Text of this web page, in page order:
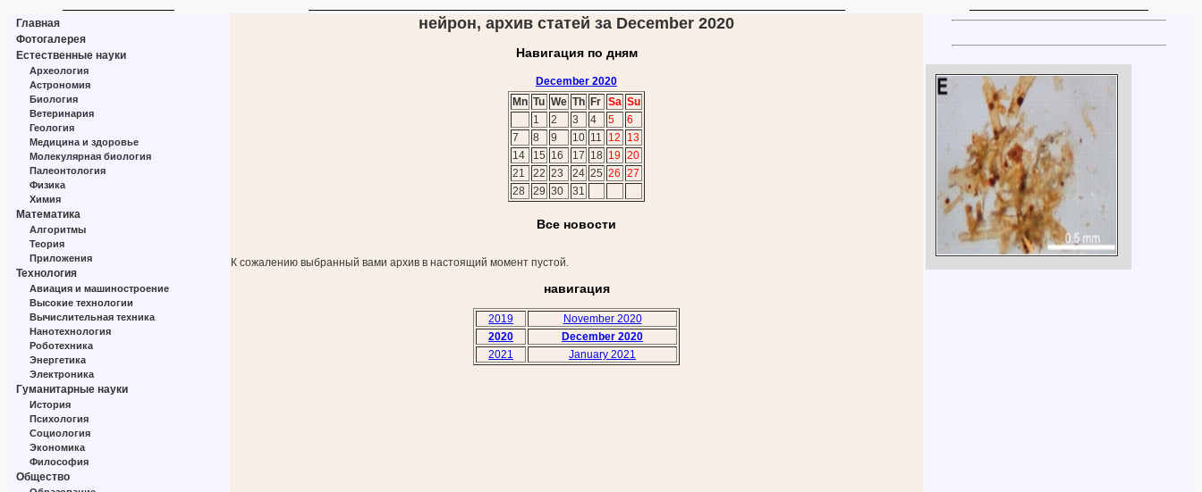
Главная
Фотогалерея
Естественные науки
Археология
Астрономия
Биология
Ветеринария
Геология
Медицина и здоровье
Молекулярная биология
Палеонтология
Физика
Химия
Математика
Алгоритмы
Теория
Приложения
Технология
Авиация и машиностроение
Высокие технологии
Вычислительная техника
Нанотехнология
Роботехника
Энергетика
Электроника
Гуманитарные науки
История
Психология
Социология
Экономика
Философия
Общество
нейрон, архив статей за December 2020
Навигация по дням
December 2020
Mn Tu We Th Fr Sa Su
1
2 3 4 5
6
7
8 9 10 11 12
13
14
15 16 17 18 19 20
21
22 23 24 25 26 27
28
29 30 31
Все новости
К сожалению выбранный вами архив в настоящий момент пустой.
навигация
2019
November 2020
2020
December 2020
2021
January 2021